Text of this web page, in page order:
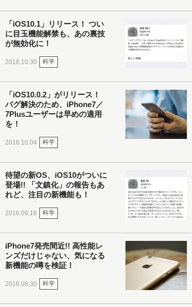
「iOS10.1」リリース！ つい
に目玉機能解禁も、あの裏技
が無効化に！
2016.10.30 科学
「iOS10.0.2」がリリース！
バグ解決のため、iPhone7／
7Plusユーザーは早めの適用
を！
2016.10.04 科学
待望の新OS、iOS10がついに
登場!! 「文鎮化」の報告もあ
れど、注目の新機能も！
2016.09.16 科学
iPhone7発売間近!! 高性能レ
ンズだけじゃない、気になる
新機能の噂を検証！
2016.08.30 科学